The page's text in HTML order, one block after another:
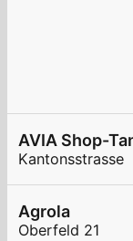
AVIA Shop-
Kantonsstrasse
Agrola
Oberfeld 21